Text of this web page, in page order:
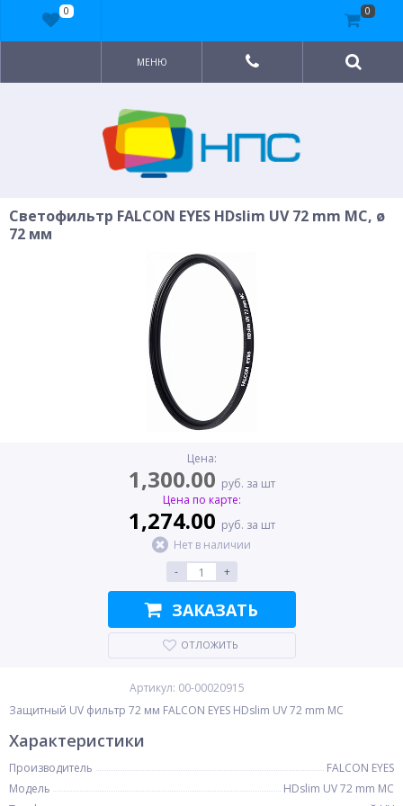
МЕНЮ
Светофильтр FALCON EYES HDslim UV 72 mm MC, ø
72 мм
Цена:
1,300.00 руб. за шт
Цена по карте:
1,274.00 руб. за шт
Нет в наличии
-
+
ЗАКАЗАТЬ
ОТЛОЖИТЬ
Артикул: 00-00020915
Защитный UV фильтр 72 мм FALCON EYES HDslim UV 72 mm MC
Характеристики
Производитель
FALCON EYES
Модель
HDslim UV 72 mm MC
0 0